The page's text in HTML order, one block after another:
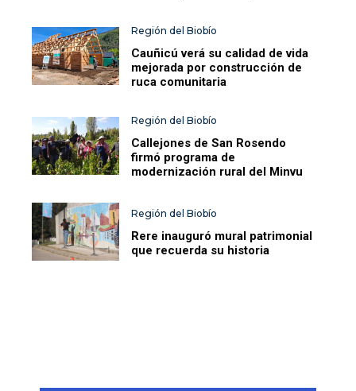
Región del Biobío
Cauñicú verá su calidad de vida
mejorada por construcción de
ruca comunitaria
Región del Biobío
Callejones de San Rosendo
firmó programa de
modernización rural del Minvu
Región del Biobío
Rere inauguró mural patrimonial
que recuerda su historia